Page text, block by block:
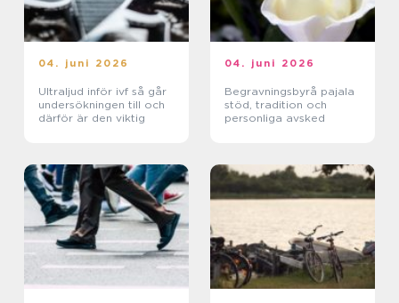
04. juni 2026
Ultraljud inför ivf så går
undersökningen till och
därför är den viktig
04. juni 2026
Begravningsbyrå pajala
stöd, tradition och
personliga avsked